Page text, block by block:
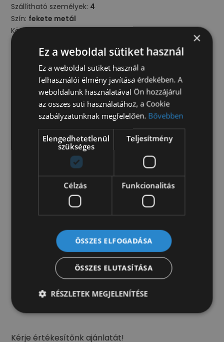
Szállítható személyek: 4
Szín: fekete metál
Környezetvédelmi osztály:
Klíma típus:
Össztömeg:3190 kg
Raktér méretei (sz x h x m):1840 mm x 2030 mm x 350
centrálzár
szervokormány
Felépítmény/raktér
összkerékhajtás
tolatókamera
Kérje értékesítőnk ajánlatát!
×
Ez a weboldal sütiket használ
Ez a weboldal sütiket használ a
felhasználói élmény javítása érdekében. A
weboldalunk használatával Ön hozzájárul
az összes süti használatához, a Cookie
szabályzatunknak megfelelően. Bővebben
Elengedhetetlenül
szükséges
Teljesítmény
Célzás Funkcionalitás
ÖSSZES ELFOGADÁSA
ÖSSZES ELUTASÍTÁSA
RÉSZLETEK MEGJELENÍTÉSE